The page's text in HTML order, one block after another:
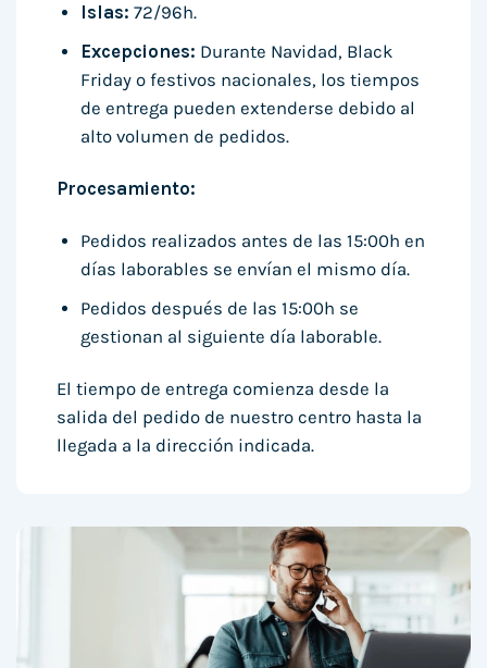
Islas: 72/96h.
Excepciones: Durante Navidad, Black
Friday o festivos nacionales, los tiempos
de entrega pueden extenderse debido al
alto volumen de pedidos.
Procesamiento:
Pedidos realizados antes de las 15:00h en
días laborables se envían el mismo día.
Pedidos después de las 15:00h se
gestionan al siguiente día laborable.
El tiempo de entrega comienza desde la
salida del pedido de nuestro centro hasta la
llegada a la dirección indicada.